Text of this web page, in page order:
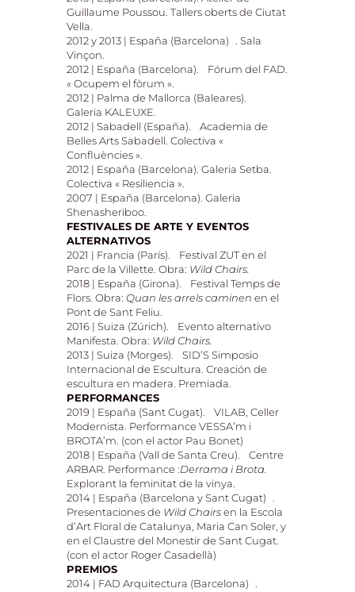
Guillaume Poussou. Tallers oberts de Ciutat
Vella.
2012 y 2013 | España (Barcelona) . Sala
Vinçon.
2012 | España (Barcelona). Fórum del FAD.
« Ocupem el fòrum ».
2012 | Palma de Mallorca (Baleares).
Galeria KALEUXE.
2012 | Sabadell (España). Academia de
Belles Arts Sabadell. Colectiva «
Confluències ».
2012 | España (Barcelona). Galeria Setba.
Colectiva « Resiliencia ».
2007 | España (Barcelona). Galeria
Shenasheriboo.
FESTIVALES DE ARTE Y EVENTOS
ALTERNATIVOS
2021 | Francia (París). Festival ZUT en el
Parc de la Villette. Obra: Wild Chairs.
2018 | España (Girona). Festival Temps de
Flors. Obra: Quan les arrels caminen en el
Pont de Sant Feliu.
2016 | Suiza (Zúrich). Evento alternativo
Manifesta. Obra: Wild Chairs.
2013 | Suiza (Morges). SID’S Simposio
Internacional de Escultura. Creación de
escultura en madera. Premiada.
PERFORMANCES
2019 | España (Sant Cugat). VILAB, Celler
Modernista. Performance VESSA’m i
BROTA’m. (con el actor Pau Bonet)
2018 | España (Vall de Santa Creu). Centre
ARBAR. Performance :Derrama i Brota.
Explorant la feminitat de la vinya.
2014 | España (Barcelona y Sant Cugat) .
Presentaciones de Wild Chairsen la Escola
d’Art Floral de Catalunya, Maria Can Soler, y
en el Claustre del Monestir de Sant Cugat.
(con el actor Roger Casadellà)
PREMIOS
2014 | FAD Arquitectura (Barcelona) .